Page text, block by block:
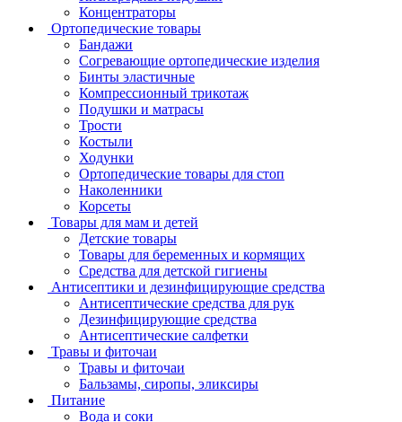
Концентраторы
Ортопедические товары
Бандажи
Согревающие ортопедические изделия
Бинты эластичные
Компрессионный трикотаж
Подушки и матрасы
Трости
Костыли
Ходунки
Ортопедические товары для стоп
Наколенники
Корсеты
Товары для мам и детей
Детские товары
Товары для беременных и кормящих
Средства для детской гигиены
Антисептики и дезинфицирующие средства
Антисептические средства для рук
Дезинфицирующие средства
Антисептические салфетки
Травы и фиточаи
Травы и фиточаи
Бальзамы, сиропы, эликсиры
Питание
Вода и соки